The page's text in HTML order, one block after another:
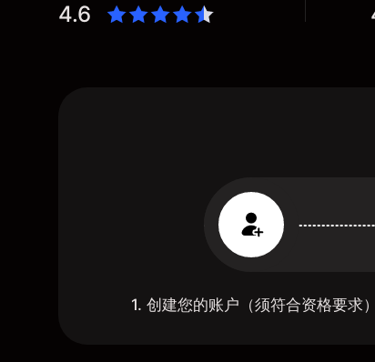
4.6
1. 创建您的账户（须符合资格要求）